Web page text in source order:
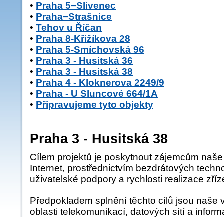
• Praha 5−Slivenec
• Praha−Strašnice
• Tehov u Říčan
• Praha 8-Křižíkova 28
• Praha 5-Smíchovská 96
• Praha 3 - Husitská 36
• Praha 3 - Husitská 38
• Praha 4 - Kloknerova 2249/9
• Praha - U Sluncové 664/1A
• Připravujeme tyto objekty
Praha 3 - Husitská 38
Cílem projektů je poskytnout zájemcům
Internet, prostřednictvím bezdrátových
uživatelské podpory a rychlosti realizace
Předpokladem splnění těchto cílů jsou naše
oblasti telekomunikací, datových sítí a